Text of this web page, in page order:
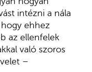
intézni a nála
ehhez
az ellenfelek
való szoros
–